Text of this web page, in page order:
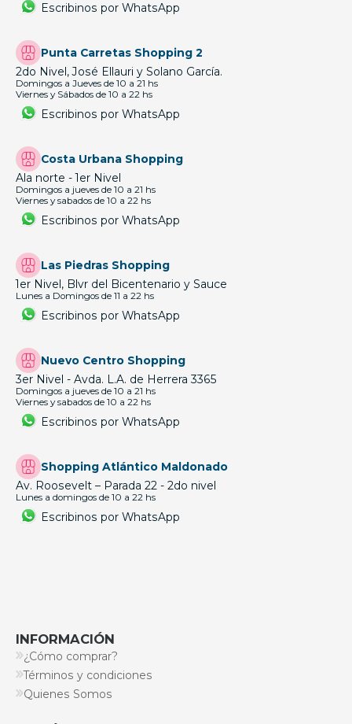
Escribinos por WhatsApp
Punta Carretas Shopping 2
2do Nivel, José Ellauri y Solano García.
Domingos a Jueves de 10 a 21 hs
Viernes y Sábados de 10 a 22 hs
Escribinos por WhatsApp
Costa Urbana Shopping
Ala norte - 1er Nivel
Domingos a jueves de 10 a 21 hs
Viernes y sabados de 10 a 22 hs
Escribinos por WhatsApp
Las Piedras Shopping
1er Nivel, Blvr del Bicentenario y Sauce
Lunes a Domingos de 11 a 22 hs
Escribinos por WhatsApp
Nuevo Centro Shopping
3er Nivel - Avda. L.A. de Herrera 3365
Domingos a jueves de 10 a 21 hs
Viernes y sabados de 10 a 22 hs
Escribinos por WhatsApp
Shopping Atlántico Maldonado
Av. Roosevelt – Parada 22 - 2do nivel
Lunes a domingos de 10 a 22 hs
Escribinos por WhatsApp
INFORMACIÓN
¿Cómo comprar?
Términos y condiciones
Quienes Somos